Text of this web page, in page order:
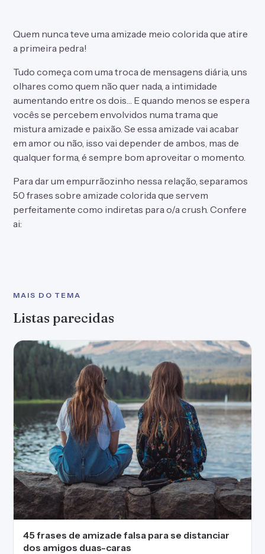
Quem nunca teve uma amizade meio colorida que atire
a primeira pedra!
Tudo começa com uma troca de mensagens diária, uns
olhares como quem não quer nada, a intimidade
aumentando entre os dois… E quando menos se espera
vocês se percebem envolvidos numa trama que
mistura amizade e paixão. Se essa amizade vai acabar
em amor ou não, isso vai depender de ambos, mas de
qualquer forma, é sempre bom aproveitar o momento.
Para dar um empurrãozinho nessa relação, separamos
50 frases sobre amizade colorida que servem
perfeitamente como indiretas para o/a crush. Confere
ai:
MAIS DO TEMA
Listas parecidas
45 frases de amizade falsa para se distanciar
dos amigos duas-caras